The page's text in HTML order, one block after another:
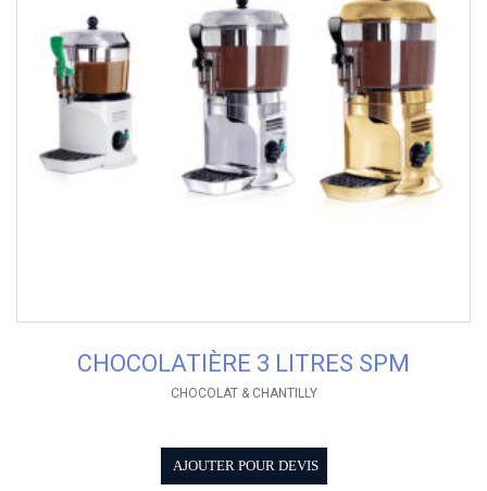
CHOCOLATIÈRE 3 LITRES SPM
CHOCOLAT & CHANTILLY
AJOUTER POUR DEVIS